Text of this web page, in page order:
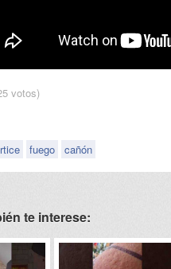
votos)
fuego cañón
te interese: